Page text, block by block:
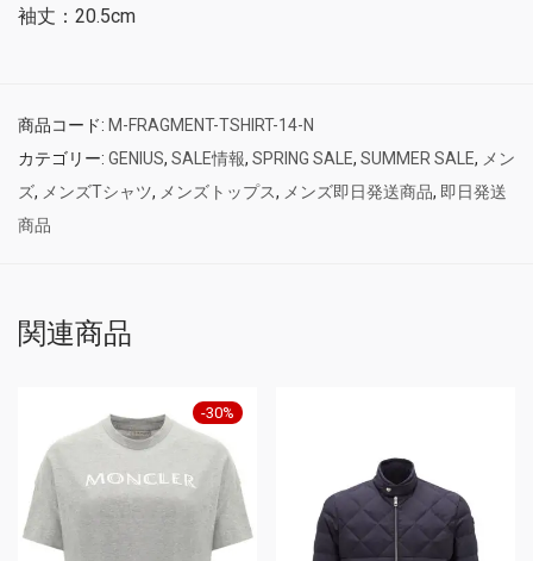
袖丈：20.5cm
商品コード: M-FRAGMENT-TSHIRT-14-N
カテゴリー: GENIUS, SALE情報, SPRING SALE, SUMMER SALE, メン
ズ, メンズTシャツ, メンズトップス, メンズ即日発送商品, 即日発送
商品
関連商品
-30%